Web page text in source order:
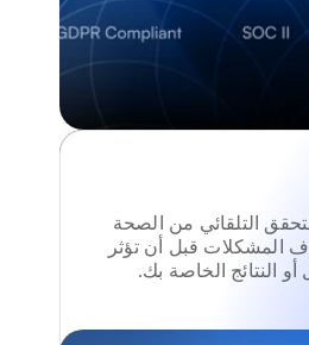
النتائج الخاصة بك.